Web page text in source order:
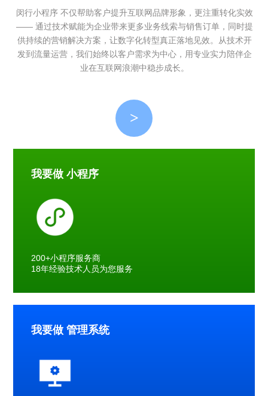
闵行小程序 不仅帮助客户提升互联网品牌形象，更注重转化实效
—— 通过技术赋能为企业带来更多业务线索与销售订单，同时提
供持续的营销解决方案，让数字化转型真正落地见效。从技术开
发到流量运营，我们始终以客户需求为中心，用专业实力陪伴企
业在互联网浪潮中稳步成长。
>
我要做 小程序
200+小程序服务商
18年经验技术人员为您服务
我要做 管理系统